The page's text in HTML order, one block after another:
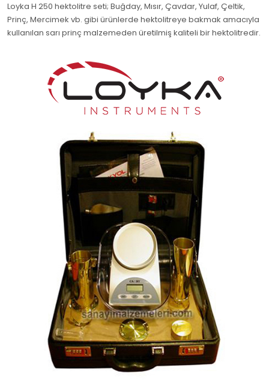
Loyka H 250 hektolitre seti; Buğday, Mısır, Çavdar, Yulaf, Çeltik,
Prinç, Mercimek vb. gibi ürünlerde hektolitreye bakmak amacıyla
kullanılan sarı prinç malzemeden üretilmiş kaliteli bir hektolitredir.